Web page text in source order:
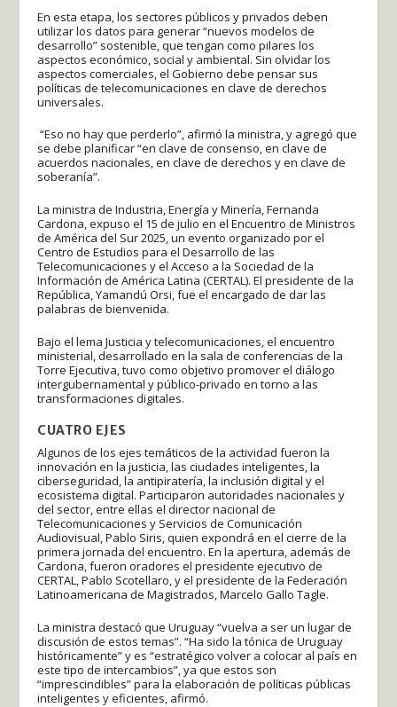
En esta etapa, los sectores públicos y privados deben
utilizar los datos para generar “nuevos modelos de
desarrollo” sostenible, que tengan como pilares los
aspectos económico, social y ambiental. Sin olvidar los
aspectos comerciales, el Gobierno debe pensar sus
políticas de telecomunicaciones en clave de derechos
universales.
“Eso no hay que perderlo”, afirmó la ministra, y agregó que
se debe planificar “en clave de consenso, en clave de
acuerdos nacionales, en clave de derechos y en clave de
soberanía”.
La ministra de Industria, Energía y Minería, Fernanda
Cardona, expuso el 15 de julio en el Encuentro de Ministros
de América del Sur 2025, un evento organizado por el
Centro de Estudios para el Desarrollo de las
Telecomunicaciones y el Acceso a la Sociedad de la
Información de América Latina (CERTAL). El presidente de la
República, Yamandú Orsi, fue el encargado de dar las
palabras de bienvenida.
Bajo el lema Justicia y telecomunicaciones, el encuentro
ministerial, desarrollado en la sala de conferencias de la
Torre Ejecutiva, tuvo como objetivo promover el diálogo
intergubernamental y público-privado en torno a las
transformaciones digitales.
CUATRO EJES
Algunos de los ejes temáticos de la actividad fueron la
innovación en la justicia, las ciudades inteligentes, la
ciberseguridad, la antipiratería, la inclusión digital y el
ecosistema digital. Participaron autoridades nacionales y
del sector, entre ellas el director nacional de
Telecomunicaciones y Servicios de Comunicación
Audiovisual, Pablo Siris, quien expondrá en el cierre de la
primera jornada del encuentro. En la apertura, además de
Cardona, fueron oradores el presidente ejecutivo de
CERTAL, Pablo Scotellaro, y el presidente de la Federación
Latinoamericana de Magistrados, Marcelo Gallo Tagle.
La ministra destacó que Uruguay “vuelva a ser un lugar de
discusión de estos temas”. “Ha sido la tónica de Uruguay
históricamente” y es “estratégico volver a colocar al país en
este tipo de intercambios”, ya que estos son
“imprescindibles” para la elaboración de políticas públicas
inteligentes y eficientes, afirmó.